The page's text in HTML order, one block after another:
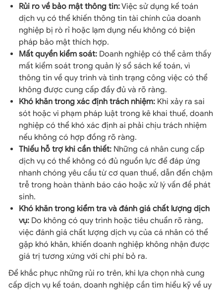
Rủi ro về bảo mật thông tin:Việc sử dụng kế toán
dịch vụ có thể khiến thông tin tài chính của doanh
nghiệp bị rò rỉ hoặc lạm dụng nếu không có biện
pháp bảo mật thích hợp.
Mất quyền kiểm soát: Doanh nghiệp có thể cảm thấy
mất kiểm soát trong quản lý sổ sách kế toán, vì
thông tin về quy trình và tình trạng công việc có thể
không được cung cấp đầy đủ và rõ ràng.
Khó khăn trong xác định trách nhiệm: Khi xảy ra sai
sót hoặc vi phạm pháp luật trong kê khai thuế, doanh
nghiệp có thể khó xác định ai phải chịu trách nhiệm
nếu không có hợp đồng rõ ràng.
Thiếu hỗ trợ khi cần thiết: Những cá nhân cung cấp
dịch vụ có thể không có đủ nguồn lực để đáp ứng
nhanh chóng yêu cầu từ cơ quan thuế, dẫn đến chậm
trễ trong hoàn thành báo cáo hoặc xử lý vấn đề phát
sinh.
Khó khăn trong kiểm tra và đánh giá chất lượng dịch
vụ: Do không có quy trình hoặc tiêu chuẩn rõ ràng,
việc đánh giá chất lượng dịch vụ của cá nhân có thể
gặp khó khăn, khiến doanh nghiệp không nhận được
giá trị tương xứng với chi phí bỏ ra.
Để khắc phục những rủi ro trên, khi lựa chọn nhà cung
cấp dịch vụ kế toán, doanh nghiệp cần tìm hiểu kỹ về uy